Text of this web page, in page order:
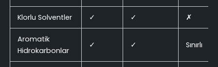
Klorlu Solventler ✓ ✓ ✗
Aromatik
Hidrokarbonlar
✓ ✓ Sınırlı